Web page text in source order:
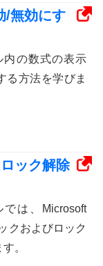
/無効にす
内の数式の表示
る方法を学びま
ック解除
は、Microsoft
クおよびロック
。